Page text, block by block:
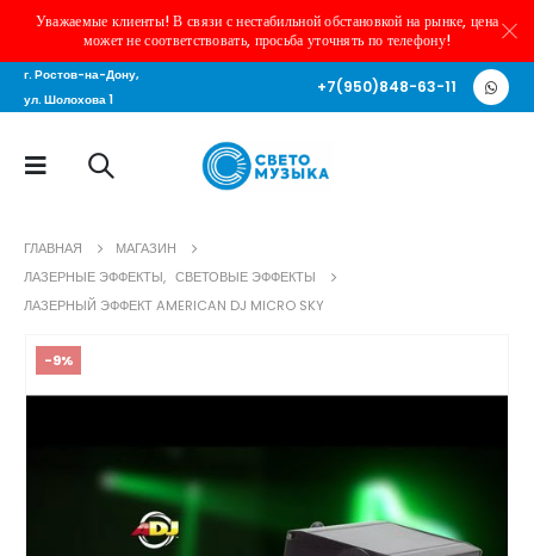
Уважаемые клиенты! В связи с нестабильной обстановкой на рынке, цена
может не соответствовать, просьба уточнять по телефону!
г. Ростов-на-Дону,
ул. Шолохова 1
+7(950)848-63-11
ГЛАВНАЯ
МАГАЗИН
ЛАЗЕРНЫЕ ЭФФЕКТЫ, СВЕТОВЫЕ ЭФФЕКТЫ
ЛАЗЕРНЫЙ ЭФФЕКТ AMERICAN DJ MICRO SKY
-9%